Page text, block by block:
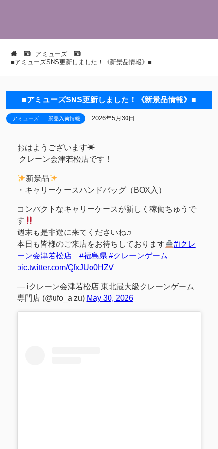
アミューズ
■アミューズSNS更新しました！《新景品情報》■
■アミューズSNS更新しました！《新景品情報》■
アミューズ 景品入荷情報 2026年5月30日
おはようございます☀
iクレーン会津若松店です！
新景品
・キャリーケースハンドバッグ（BOX入）
コンパクトなキャリーケースが新しく稼働ちゅうで
す
週末も是非遊に来てくださいね♫
本日も皆様のご来店をお待ちしております
#iクレ
ーン会津若松店
#福島県 #クレーンゲーム
pic.twitter.com/QfxJUo0HZV
— iクレーン会津若松店 東北最大級クレーンゲーム
専門店 (@ufo_aizu) May 30, 2026